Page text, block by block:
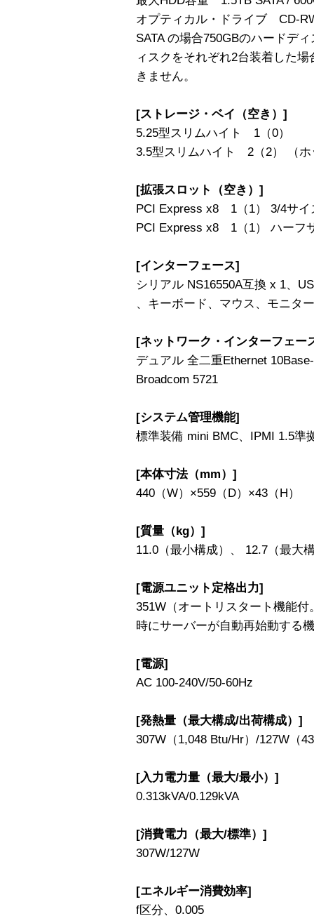
オプティカル・ドライブ CD-
SATA の場合750GBのハードデ
ィスクをそれぞれ2台装着した
きません。
[ストレージ・ベイ（空き）]
5.25型スリムハイト 1（0）
3.5型スリムハイト 2（2） （ホ
[拡張スロット（空き）]
PCI Express x8 1（1） 3/4サイ
PCI Express x8 1（1） ハーフ
[インターフェース]
シリアル NS16550A互換 x 1、
、キーボード、マウス、モニタ
[ネットワーク・インターフェー
デュアル 全二重Ethernet
Broadcom 5721
[システム管理機能]
標準装備 mini BMC、IPMI 1.5準
[本体寸法（mm）]
440（W）×559（D）×43（H）
[質量（kg）]
11.0（最小構成）、 12.7（最大
[電源ユニット定格出力]
351W（オートリスタート機能
時にサーバーが自動再始動する
[電源]
AC 100-240V/50-60Hz
[発熱量（最大構成/出荷構成）]
307W（1,048 Btu/Hr）/127W（
[入力電力量（最大/最小）]
0.313kVA/0.129kVA
[消費電力（最大/標準）]
307W/127W
[エネルギー消費効率]
f区分、0.005